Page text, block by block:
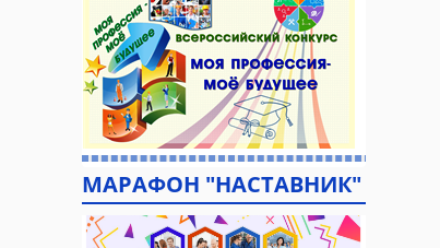
МАРАФОН "НАСТАВНИК"